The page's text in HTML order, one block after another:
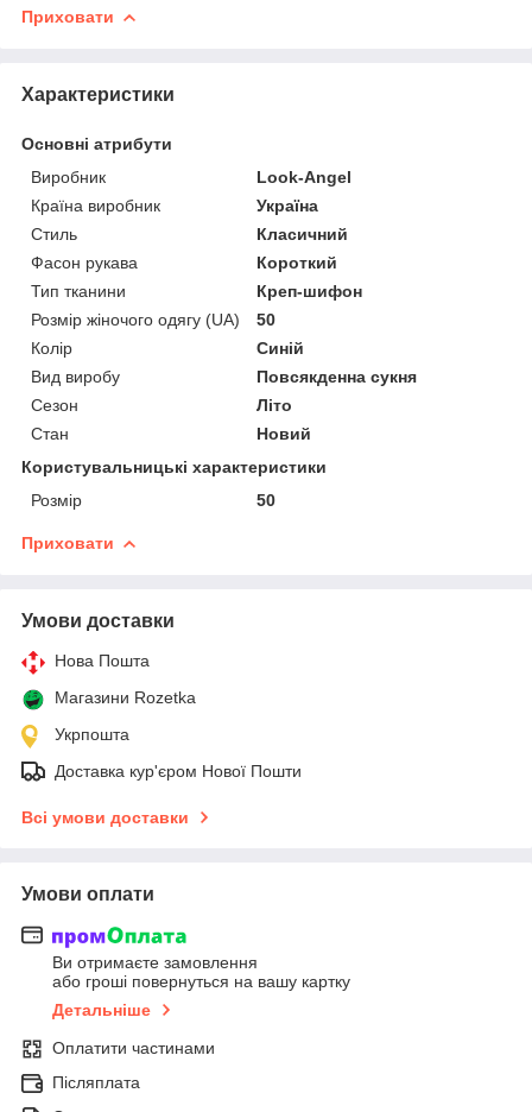
Приховати
Характеристики
Основні атрибути
Виробник
Look-Angel
Країна виробник
Україна
Стиль
Класичний
Фасон рукава
Короткий
Тип тканини
Креп-шифон
Розмір жіночого одягу (UA)
50
Колір
Синій
Вид виробу
Повсякденна сукня
Сезон
Літо
Стан
Новий
Користувальницькі характеристики
Розмір
50
Приховати
Умови доставки
Нова Пошта
Магазини Rozetka
Укрпошта
Доставка кур'єром Нової Пошти
Всі умови доставки
Умови оплати
Ви отримаєте замовлення
або гроші повернуться на вашу картку
Детальніше
Оплатити частинами
Післяплата